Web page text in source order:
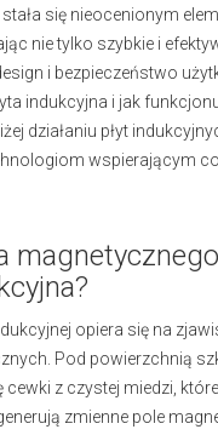
stała się nieocenionym
nie tylko szybkie i
i bezpieczeństwo
indukcyjna i jak
działaniu płyt
wspierającym
opiera się na
Pod powierzchnią
cewki z czystej miedzi,
zmienne pole